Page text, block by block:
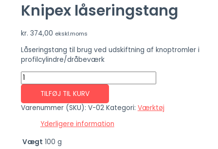
Knipex låseringstang
kr. 374,00 ekskl.moms
Låseringstang til brug ved udskiftning af knoptromler i
profilcylindre/dråbeværk
TILFØJ TIL KURV
Varenummer (SKU): V-02 Kategori: Værktøj
Yderligere information
Vægt 100 g